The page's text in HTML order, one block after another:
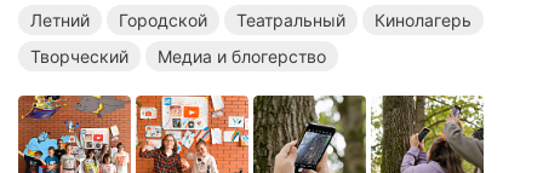
Летний Городской Театральный
Кинолагерь
Творческий
Медиа и блогерство